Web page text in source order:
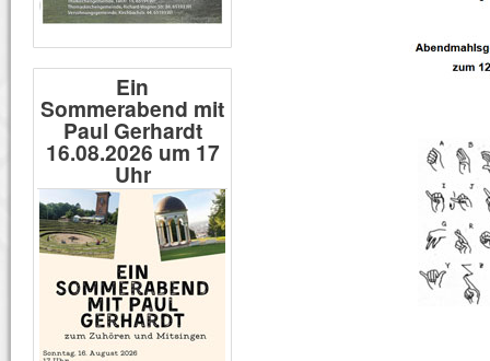
Ein
Sommerabend mit
Paul Gerhardt
16.08.2026 um 17
Uhr